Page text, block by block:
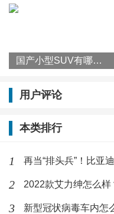
在长途驾驶中也能保持
目标——共谋旅游品质
更广阔的市场，福田欧
不断深化。
标签：
作者最新文章
“智
国产小型SUV有哪些？2022款瑞虎3x怎么样？
用户评论
本类排行
1
2 2022款艾力绅怎么样
3